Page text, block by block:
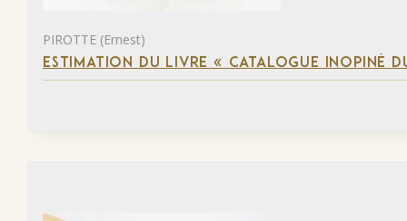
PIROTTE (Ernest)
ESTIMATION DU LIVRE « CATALOGUE INOPINÉ